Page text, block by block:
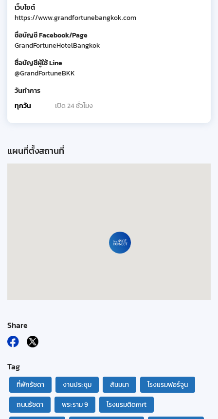
เว็บไซต์
https://www.grandfortunebangkok.com
ชื่อบัญชี Facebook/Page
GrandFortuneHotelBangkok
ชื่อบัญชีผู้ใช้ Line
@GrandFortuneBKK
วันทำการ
ทุกวัน
เปิด 24 ชั่วโมง
แผนที่ตั้งสถานที่
Share
Tag
ที่พักรัชดา งานประชุม สัมมนา
โรงแรมฟอร์จูน
ถนนรัชดา
พระราม 9
โรงแรมติดmrt